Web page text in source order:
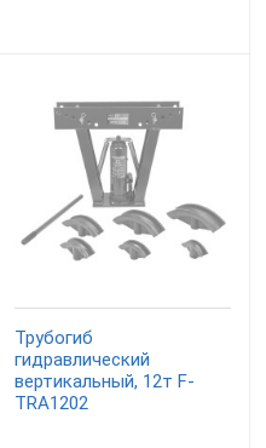
Трубогиб
гидравлический
вертикальный, 12т F-
TRA1202